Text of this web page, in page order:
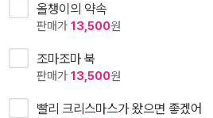
올챙이의 약속
판매가 13,500원
조마조마 북
판매가 13,500원
빨리 크리스마스가 왔으면 좋겠어